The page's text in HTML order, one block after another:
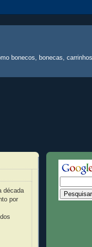
bonecos, bonecas,
década
por